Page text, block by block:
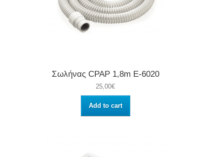
Σωλήνας CPAP 1,8m E-6020
25,00€
Add to cart